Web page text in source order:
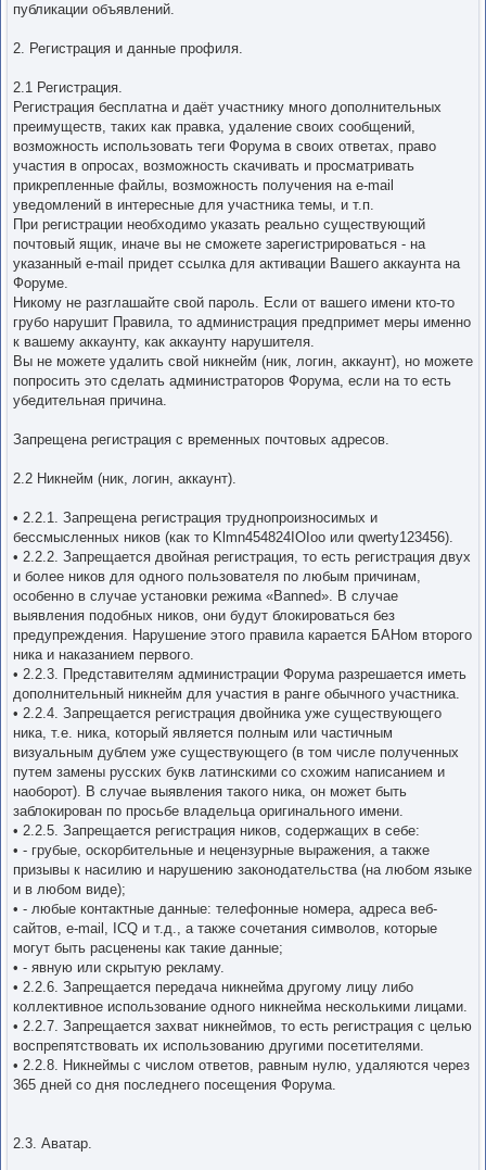
публикации объявлений.
2. Регистрация и данные профиля.
2.1 Регистрация.
Регистрация бесплатна и даёт участнику много дополнительных
преимуществ, таких как правка, удаление своих сообщений,
возможность использовать теги Форума в своих ответах, право
участия в опросах, возможность скачивать и просматривать
прикрепленные файлы, возможность получения на e-mail
уведомлений в интересные для участника темы, и т.п.
При регистрации необходимо указать реально существующий
почтовый ящик, иначе вы не сможете зарегистрироваться - на
указанный e-mail придет ссылка для активации Вашего аккаунта на
Форуме.
Никому не разглашайте свой пароль. Если от вашего имени кто-то
грубо нарушит Правила, то администрация предпримет меры именно
к вашему аккаунту, как аккаунту нарушителя.
Вы не можете удалить свой никнейм (ник, логин, аккаунт), но можете
попросить это сделать администраторов Форума, если на то есть
убедительная причина.
Запрещена регистрация с временных почтовых адресов.
2.2 Никнейм (ник, логин, аккаунт).
• 2.2.1. Запрещена регистрация труднопроизносимых и
бессмысленных ников (как то Klmn454824IOIoo или qwerty123456).
• 2.2.2. Запрещается двойная регистрация, то есть регистрация двух
и более ников для одного пользователя по любым причинам,
особенно в случае установки режима «Banned». В случае
выявления подобных ников, они будут блокироваться без
предупреждения. Нарушение этого правила карается БАНом второго
ника и наказанием первого.
• 2.2.3. Представителям администрации Форума разрешается иметь
дополнительный никнейм для участия в ранге обычного участника.
• 2.2.4. Запрещается регистрация двойника уже существующего
ника, т.е. ника, который является полным или частичным
визуальным дублем уже существующего (в том числе полученных
путем замены русских букв латинскими со схожим написанием и
наоборот). В случае выявления такого ника, он может быть
заблокирован по просьбе владельца оригинального имени.
• 2.2.5. Запрещается регистрация ников, содержащих в себе:
• - грубые, оскорбительные и нецензурные выражения, а также
призывы к насилию и нарушению законодательства (на любом языке
и в любом виде);
• - любые контактные данные: телефонные номера, адреса веб-
сайтов, e-mail, ICQ и т.д., а также сочетания символов, которые
могут быть расценены как такие данные;
• - явную или скрытую рекламу.
• 2.2.6. Запрещается передача никнейма другому лицу либо
коллективное использование одного никнейма несколькими лицами.
• 2.2.7. Запрещается захват никнеймов, то есть регистрация с целью
воспрепятствовать их использованию другими посетителями.
• 2.2.8. Никнеймы с числом ответов, равным нулю, удаляются через
365 дней со дня последнего посещения Форума.
2.3. Аватар.